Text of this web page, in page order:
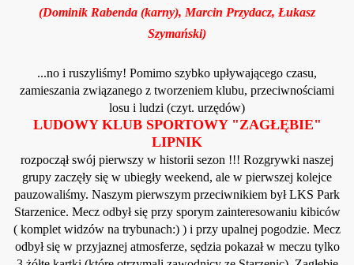
(Dominik Rabenda (karny), Marcin Przydacz, Łukasz
Szymański)
...no i ruszyliśmy! Pomimo szybko upływającego czasu,
zamieszania związanego z tworzeniem klubu, przeciwnościami
losu i ludzi (czyt. urzędów)
LUDOWY KLUB SPORTOWY "ZAGŁĘBIE"
LIPNIK
rozpoczął swój pierwszy w historii sezon !!! Rozgrywki naszej
grupy zaczęły się w ubiegły weekend, ale w pierwszej kolejce
pauzowaliśmy. Naszym pierwszym przeciwnikiem był LKS Park
Starzenice. Mecz odbył się przy sporym zainteresowaniu kibiców
( komplet widzów na trybunach:) ) i przy upalnej pogodzie. Mecz
odbył się w przyjaznej atmosferze, sędzia pokazał w meczu tylko